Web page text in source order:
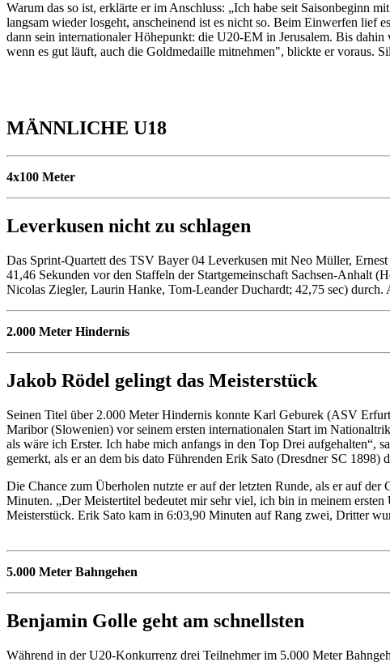
Warum das so ist, erklärte er im Anschluss: „Ich habe seit Saisonbeginn
langsam wieder losgeht, anscheinend ist es nicht so. Beim Einwerfen
dann sein internationaler Höhepunkt: die U20-EM in Jerusalem. Bis
wenn es gut läuft, auch die Goldmedaille mitnehmen", blickte er voraus.
MÄNNLICHE U18
4x100 Meter
Leverkusen nicht zu schlagen
Das Sprint-Quartett des TSV Bayer 04 Leverkusen mit Neo Müller,
41,46 Sekunden vor den Staffeln der Startgemeinschaft Sachsen-Anhalt
Nicolas Ziegler, Laurin Hanke, Tom-Leander Duchardt; 42,75 sec)
2.000 Meter Hindernis
Jakob Rödel gelingt das Meisterstück
Seinen Titel über 2.000 Meter Hindernis konnte Karl Geburek (ASV
Maribor (Slowenien) vor seinem ersten internationalen Start im
als wäre ich Erster. Ich habe mich anfangs in den Top Drei aufgehalten“,
gemerkt, als er an dem bis dato Führenden Erik Sato (Dresdner SC 1898)
Die Chance zum Überholen nutzte er auf der letzten Runde, als er auf
Minuten. „Der Meistertitel bedeutet mir sehr viel, ich bin in meinem
Meisterstück. Erik Sato kam in 6:03,90 Minuten auf Rang zwei, Dritter
5.000 Meter Bahngehen
Benjamin Golle geht am schnellsten
Während in der U20-Konkurrenz drei Teilnehmer im 5.000 Meter